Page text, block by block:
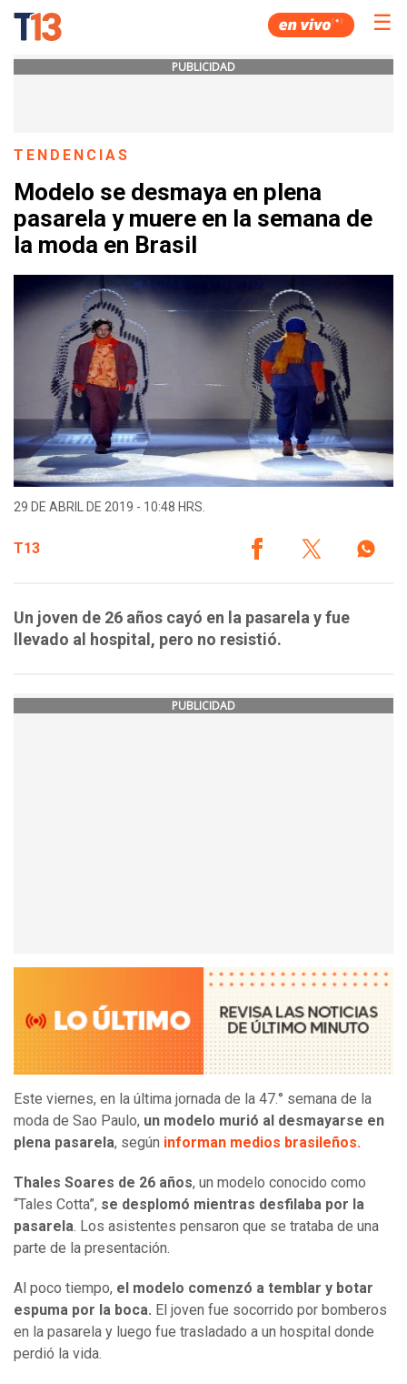
☰
PUBLICIDAD
TENDENCIAS
Modelo se desmaya en plena
pasarela y muere en la semana de
la moda en Brasil
29 DE ABRIL DE 2019 - 10:48 HRS.
T13
Un joven de 26 años cayó en la pasarela y fue
llevado al hospital, pero no resistió.
PUBLICIDAD
Este viernes, en la última jornada de la 47.° semana de la
moda de Sao Paulo, un modelo murió al desmayarse en
plena pasarela, según informan medios brasileños.
Thales Soares de 26 años, un modelo conocido como
“Tales Cotta”, se desplomó mientras desfilaba por la
pasarela. Los asistentes pensaron que se trataba de una
parte de la presentación.
Al poco tiempo, el modelo comenzó a temblar y botar
espuma por la boca. El joven fue socorrido por bomberos
en la pasarela y luego fue trasladado a un hospital donde
perdió la vida.